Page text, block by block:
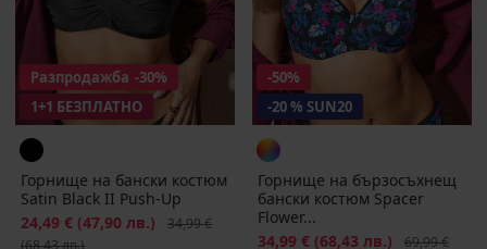
Разпродажба -30%
1+1 БЕЗПЛАТНО
Горнище на бански костюм
Satin Black II Push-Up
Намаление
24,49 € (47,90 лв.) Първоначална цена
34,99 €
(68,43 лв.)
-50%
-20 % SUN20
Горнище на бързосъхнещ
бански костюм Spacer
Flower...
Намаление
34,99 € (68,43 лв.) 69,99 €